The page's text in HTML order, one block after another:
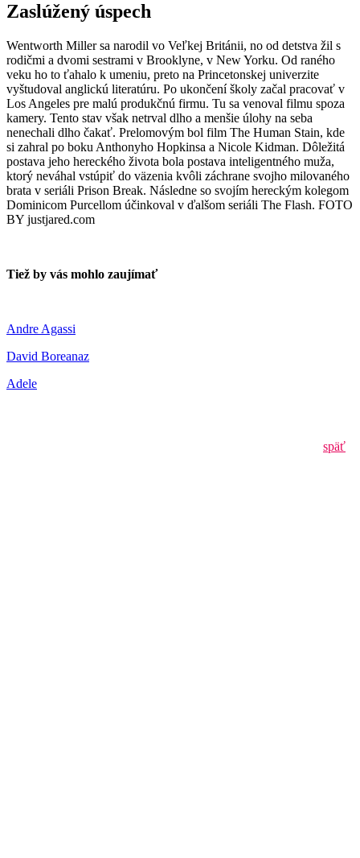
Zaslúžený úspech
Wentworth Miller sa narodil vo Veľkej Británii, no od detstva žil s
rodičmi a dvomi sestrami v Brooklyne, v New Yorku. Od raného
veku ho to ťahalo k umeniu, preto na Princetonskej univerzite
vyštudoval anglickú literatúru. Po ukončení školy začal pracovať v
Los Angeles pre malú produkčnú firmu. Tu sa venoval filmu spoza
kamery. Tento stav však netrval dlho a menšie úlohy na seba
nenechali dlho čakať. Prelomovým bol film The Human Stain, kde
si zahral po boku Anthonyho Hopkinsa a Nicole Kidman. Dôležitá
postava jeho hereckého života bola postava inteligentného muža,
ktorý neváhal vstúpiť do väzenia kvôli záchrane svojho milovaného
brata v seriáli Prison Break. Následne so svojím hereckým kolegom
Dominicom Purcellom účinkoval v ďalšom seriáli The Flash. FOTO
BY justjared.com
Tiež by vás mohlo zaujímať
Andre Agassi
David Boreanaz
Adele
späť